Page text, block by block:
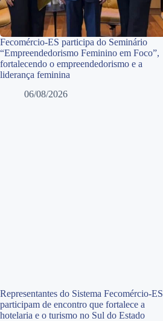
Fecomércio-ES participa do Seminário
“Empreendedorismo Feminino em Foco”,
fortalecendo o empreendedorismo e a
liderança feminina
06/08/2026
Representantes do Sistema Fecomércio-ES
participam de encontro que fortalece a
hotelaria e o turismo no Sul do Estado